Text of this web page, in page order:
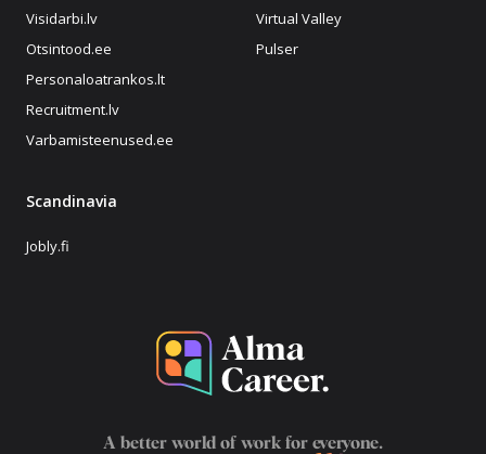
Visidarbi.lv
Otsintood.ee
Personaloatrankos.lt
Recruitment.lv
Varbamisteenused.ee
Virtual Valley
Pulser
Scandinavia
Jobly.fi
A better world of work for everyone.